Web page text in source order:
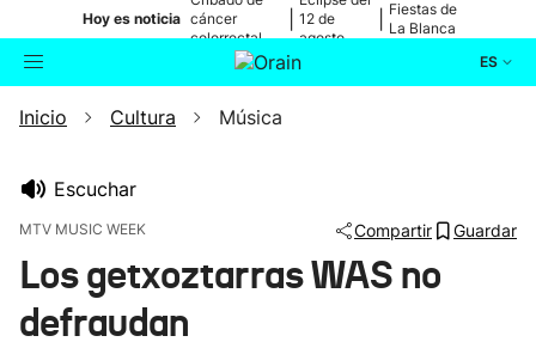
Hoy es noticia cáncer
colorrectal
12 de
agosto
Fiestas de
La Blanca
ES
Buscador Actualidad
Inicio Cultura Música
Escuchar
MTV MUSIC WEEK Compartir Guardar
Los getxoztarras WAS no
defraudan